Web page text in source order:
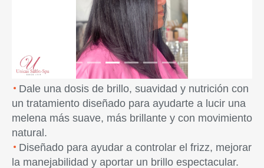
Dale una dosis de brillo, suavidad y nutrición con
un tratamiento diseñado para ayudarte a lucir una
melena más suave, más brillante y con movimiento
natural.
Diseñado para ayudar a controlar el frizz, mejorar
la manejabilidad y aportar un brillo espectacular.